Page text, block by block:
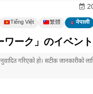
Tiếng Việt 繁體 नेपाली
ワーク」のイベン
गरिएको हो। सटीक जानकारीको